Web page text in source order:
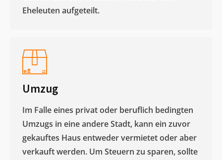
Eheleuten aufgeteilt.​
Umzug
Im Falle eines privat oder beruflich bedingten
Umzugs in eine andere Stadt, kann ein zuvor
gekauftes Haus entweder vermietet oder aber
verkauft werden. Um Steuern zu sparen, sollte